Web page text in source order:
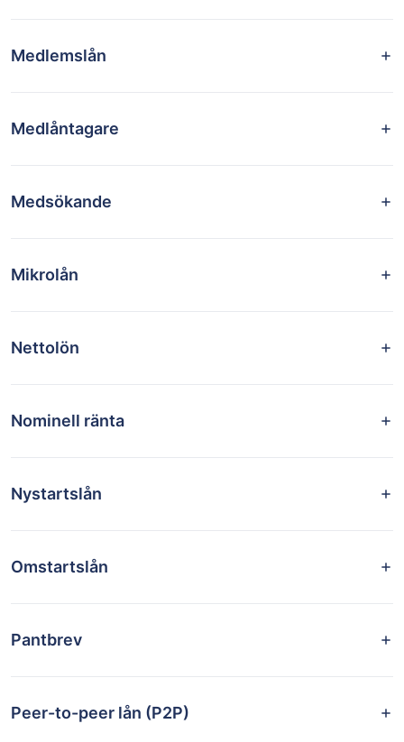
Medlemslån
Medlåntagare
Medsökande
Mikrolån
Nettolön
Nominell ränta
Nystartslån
Omstartslån
Pantbrev
Peer-to-peer lån (P2P)